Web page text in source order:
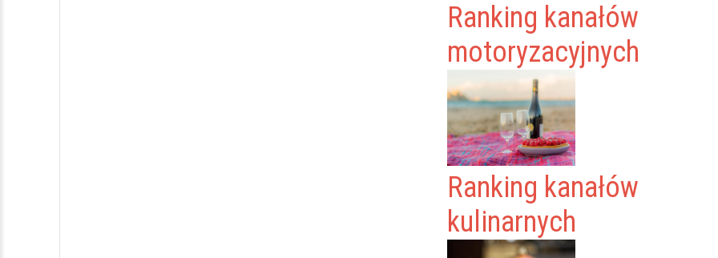
Ranking kanałów
motoryzacyjnych
Ranking kanałów
kulinarnych